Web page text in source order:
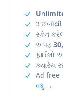
3
સ્કેન
અપટુ
ફાઈલો
ક્યારેય
Ad free
વધુ →